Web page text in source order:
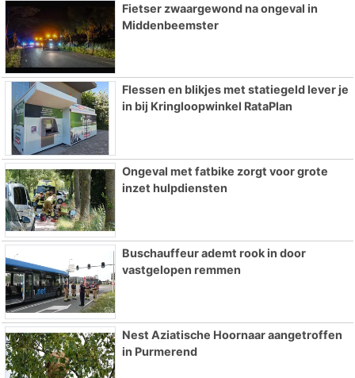
Fietser zwaargewond na ongeval in
Middenbeemster
Flessen en blikjes met statiegeld lever je
in bij Kringloopwinkel RataPlan
Ongeval met fatbike zorgt voor grote
inzet hulpdiensten
Buschauffeur ademt rook in door
vastgelopen remmen
Nest Aziatische Hoornaar aangetroffen
in Purmerend